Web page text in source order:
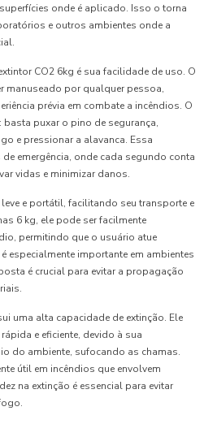
onde é aplicado. Isso o torna
e outros ambientes onde a
CO2 6kg é sua facilidade de uso. O
manuseado por qualquer pessoa,
prévia em combate a incêndios. O
puxar o pino de segurança,
e pressionar a alavanca. Essa
emergência, onde cada segundo conta
vidas e minimizar danos.
e portátil, facilitando seu transporte e
6 kg, ele pode ser facilmente
permitindo que o usuário atue
especialmente importante em ambientes
é crucial para evitar a propagação
uma alta capacidade de extinção. Ele
e eficiente, devido à sua
do ambiente, sufocando as chamas.
útil em incêndios que envolvem
na extinção é essencial para evitar